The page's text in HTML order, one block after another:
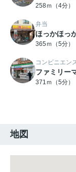
258ｍ（4分）
弁当
ほっかほっ
365ｍ（5分）
コンビニエン
ファミリー
371ｍ（5分）
地図